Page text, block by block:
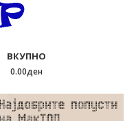
ВКУПНО
0.00ден